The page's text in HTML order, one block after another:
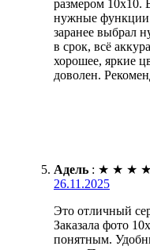
размером 10х10.
нужные
заранее выбрал
в срок, всё
хорошее, яркие
доволен.
Адель : ★ ★ ★ ★
26.11.2025
Это отличный
Заказала фото
понятным.